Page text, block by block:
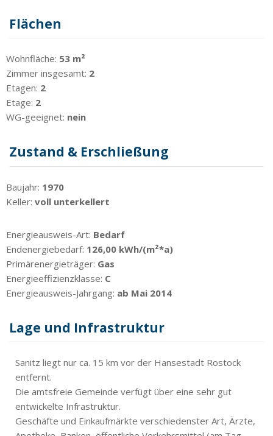
Flächen
Wohnfläche: 53 m²
Zimmer insgesamt: 2
Etagen: 2
Etage: 2
WG-geeignet: nein
Zustand & Erschließung
Baujahr: 1970
Keller: voll unterkellert
Energieausweis-Art: Bedarf
Endenergiebedarf: 126,00 kWh/(m²*a)
Primärenergieträger: Gas
Energieeffizienzklasse: C
Energieausweis-Jahrgang: ab Mai 2014
Lage und Infrastruktur
Sanitz liegt nur ca. 15 km vor der Hansestadt Rostock
entfernt.
Die amtsfreie Gemeinde verfügt über eine sehr gut
entwickelte Infrastruktur.
Geschäfte und Einkaufmärkte verschiedenster Art, Ärzte,